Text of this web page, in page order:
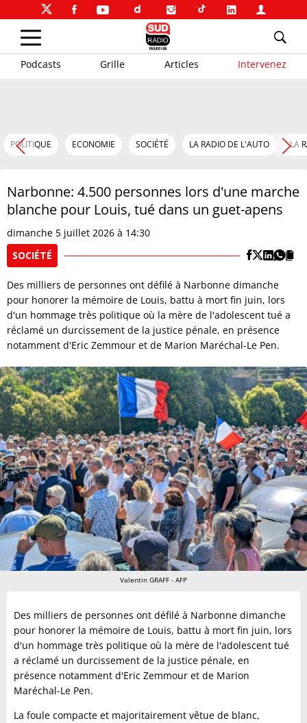
Podcasts Grille Articles Intervenez
POLITIQUE ECONOMIE SOCIÉTÉ LA RADIO DE L'AUTO LA
Narbonne: 4.500 personnes lors d'une marche
blanche pour Louis, tué dans un guet-apens
dimanche 5 juillet 2026 à 14:30
SOCIÉTÉ
Des milliers de personnes ont défilé à Narbonne dimanche
pour honorer la mémoire de Louis, battu à mort fin juin, lors
d'un hommage très politique où la mère de l'adolescent tué a
réclamé un durcissement de la justice pénale, en présence
notamment d'Eric Zemmour et de Marion Maréchal-Le Pen.
Valentin GRAFF - AFP
Des milliers de personnes ont défilé à Narbonne dimanche
pour honorer la mémoire de Louis, battu à mort fin juin, lors
d'un hommage très politique où la mère de l'adolescent tué
a réclamé un durcissement de la justice pénale, en
présence notamment d'Eric Zemmour et de Marion
Maréchal-Le Pen.
La foule compacte et majoritairement vêtue de blanc,